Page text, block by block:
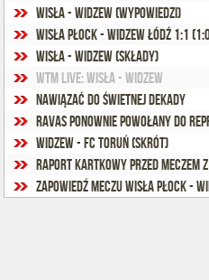
Wisła - Widzew (wypowiedzi)
Wisła Płock - Widzew Łódź 1:1
Wisła - Widzew (składy)
WTM Live: Wisła - Widzew
Nawiązać do świetnej dekady
Ravas ponownie powołany do
Widzew - FC Toruń (skrót)
Raport kartkowy przed meczem z
Zapowiedź meczu Wisła Płock -